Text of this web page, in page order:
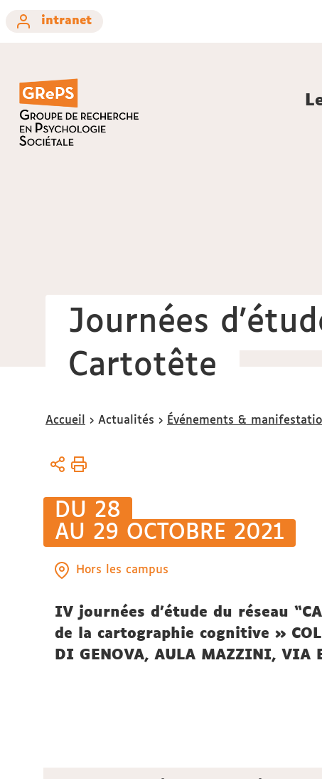
intranet
Journées
Cartotête
Vous
ici :
Accueil Actualités Événements &
DU 28
AU 29 OCTOBRE 2021
Hors les campus
IV journées d’étude du réseau
de la cartographie cognitive »
DI GENOVA, AULA MAZZINI, VIA